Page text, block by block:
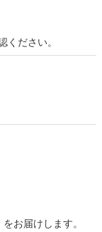
ださい。
お届けします。